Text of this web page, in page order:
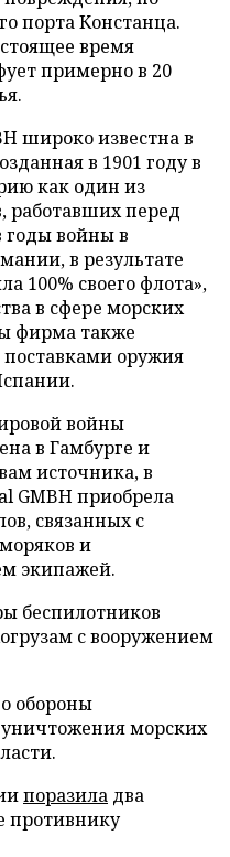
порта Констанца.
время
примерно в 20
широко известна в
в 1901 году в
как один из
работавших перед
годы войны в
в результате
100% своего флота»,
в сфере морских
фирма также
оружия
войны
в Гамбурге и
источника, в
GMBH приобрела
связанных с
и
экипажей.
беспилотников
с вооружением
обороны
морских
поразила два
противнику